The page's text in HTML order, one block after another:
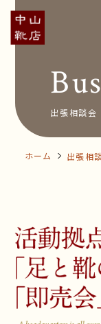
出張相談会
ホーム 出張相